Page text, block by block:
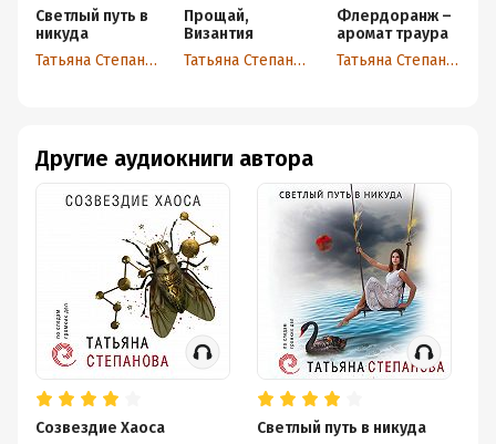
Светлый путь в
никуда
Татьяна Степанова
Прощай,
Византия
Татьяна Степанова
Флердоранж –
аромат траура
Татьяна Степанова
Другие аудиокниги автора
Созвездие Хаоса
Светлый путь в никуда